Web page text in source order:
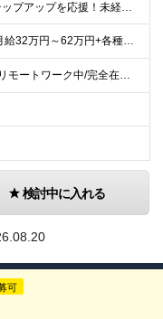
＜運用保守からのステップアップを応援！未経験からの挑戦も大歓迎です♪＞ ■インフラエンジニアとして何らかの実務経験がある方（経験領域不問） ■学歴不問 【こんな方にピッタリの環境です！】 ・運用保守
【前職給与を保証】 月給32万円～62万円+各種手当+決算賞与 ★資格手当や資格取得報奨金、役職手当など待遇、福利厚生が充実！ ★1年で年収60万円以上アップした社員が多数！ ※経験・スキルを考慮
【エンジニアの9割がリモートワーク中/完全在宅ワークで働くメンバーも◎】 現在、エンジニアの約9割がリモートワークを実施。 そのうち約3割がフルリモートで勤務しており、地方在住のメンバーも活躍していま
検討中に入れる
可